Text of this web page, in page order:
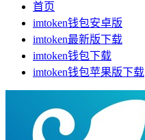
首页
imtoken钱包安卓版
imtoken最新版下载
imtoken钱包下载
imtoken钱包苹果版下载